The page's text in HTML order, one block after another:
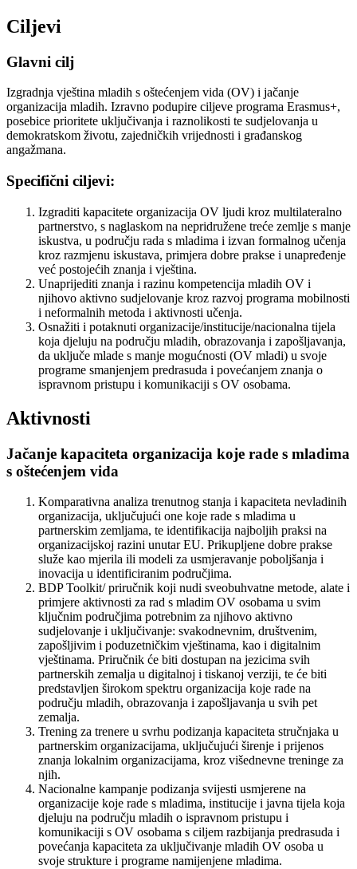
Ciljevi
Glavni cilj
Izgradnja vještina mladih s oštećenjem vida (OV) i jačanje
organizacija mladih. Izravno podupire ciljeve programa Erasmus+,
posebice prioritete uključivanja i raznolikosti te sudjelovanja u
demokratskom životu, zajedničkih vrijednosti i građanskog
angažmana.
Specifični ciljevi:
Izgraditi kapacitete organizacija OV ljudi kroz multilateralno
partnerstvo, s naglaskom na nepridružene treće zemlje s manje
iskustva, u području rada s mladima i izvan formalnog učenja
kroz razmjenu iskustava, primjera dobre prakse i unapređenje
već postojećih znanja i vještina.
Unaprijediti znanja i razinu kompetencija mladih OV i
njihovo aktivno sudjelovanje kroz razvoj programa mobilnosti
i neformalnih metoda i aktivnosti učenja.
Osnažiti i potaknuti organizacije/institucije/nacionalna tijela
koja djeluju na području mladih, obrazovanja i zapošljavanja,
da uključe mlade s manje mogućnosti (OV mladi) u svoje
programe smanjenjem predrasuda i povećanjem znanja o
ispravnom pristupu i komunikaciji s OV osobama.
Aktivnosti
Jačanje kapaciteta organizacija koje rade s mladima
s oštećenjem vida
Komparativna analiza trenutnog stanja i kapaciteta nevladinih
organizacija, uključujući one koje rade s mladima u
partnerskim zemljama, te identifikacija najboljih praksi na
organizacijskoj razini unutar EU. Prikupljene dobre prakse
služe kao mjerila ili modeli za usmjeravanje poboljšanja i
inovacija u identificiranim područjima.
BDP Toolkit/ priručnik koji nudi sveobuhvatne metode, alate i
primjere aktivnosti za rad s mladim OV osobama u svim
ključnim područjima potrebnim za njihovo aktivno
sudjelovanje i uključivanje: svakodnevnim, društvenim,
zapošljivim i poduzetničkim vještinama, kao i digitalnim
vještinama. Priručnik će biti dostupan na jezicima svih
partnerskih zemalja u digitalnoj i tiskanoj verziji, te će biti
predstavljen širokom spektru organizacija koje rade na
području mladih, obrazovanja i zapošljavanja u svih pet
zemalja.
Trening za trenere u svrhu podizanja kapaciteta stručnjaka u
partnerskim organizacijama, uključujući širenje i prijenos
znanja lokalnim organizacijama, kroz višednevne treninge za
njih.
Nacionalne kampanje podizanja svijesti usmjerene na
organizacije koje rade s mladima, institucije i javna tijela koja
djeluju na području mladih o ispravnom pristupu i
komunikaciji s OV osobama s ciljem razbijanja predrasuda i
povećanja kapaciteta za uključivanje mladih OV osoba u
svoje strukture i programe namijenjene mladima.